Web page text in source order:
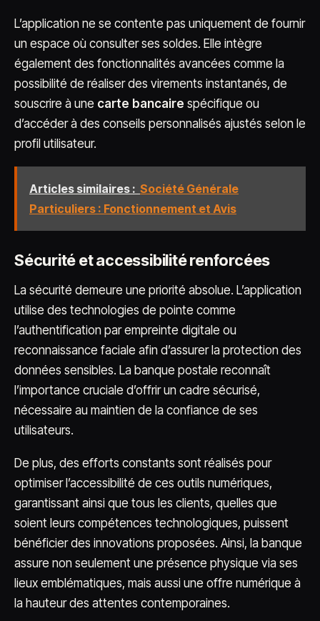
L’application ne se contente pas uniquement de fournir
un espace où consulter ses soldes. Elle intègre
également des fonctionnalités avancées comme la
possibilité de réaliser des virements instantanés, de
souscrire à une carte bancaire spécifique ou
d’accéder à des conseils personnalisés ajustés selon le
profil utilisateur.
Articles similaires : Société Générale
Particuliers : Fonctionnement et Avis
Sécurité et accessibilité renforcées
La sécurité demeure une priorité absolue. L’application
utilise des technologies de pointe comme
l’authentification par empreinte digitale ou
reconnaissance faciale afin d’assurer la protection des
données sensibles. La banque postale reconnaît
l’importance cruciale d’offrir un cadre sécurisé,
nécessaire au maintien de la confiance de ses
utilisateurs.
De plus, des efforts constants sont réalisés pour
optimiser l’accessibilité de ces outils numériques,
garantissant ainsi que tous les clients, quelles que
soient leurs compétences technologiques, puissent
bénéficier des innovations proposées. Ainsi, la banque
assure non seulement une présence physique via ses
lieux emblématiques, mais aussi une offre numérique à
la hauteur des attentes contemporaines.